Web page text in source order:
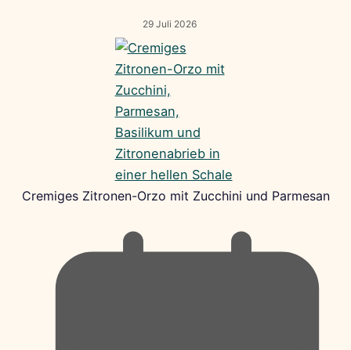
29 Juli 2026
Cremiges Zitronen-Orzo mit Zucchini und Parmesan